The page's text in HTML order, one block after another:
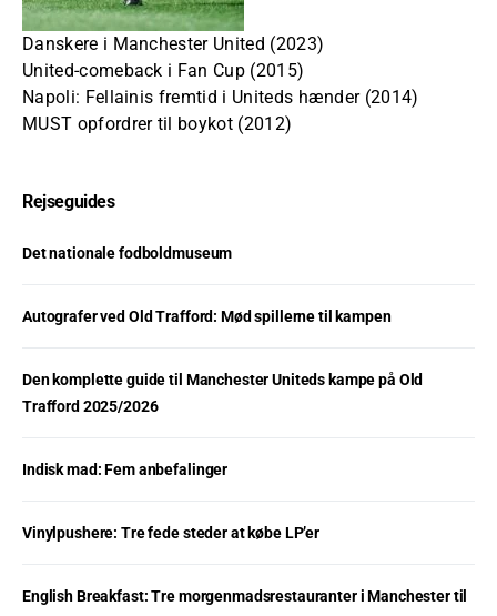
Danskere i Manchester United (2023)
United-comeback i Fan Cup (2015)
Napoli: Fellainis fremtid i Uniteds hænder (2014)
MUST opfordrer til boykot (2012)
Rejseguides
Det nationale fodboldmuseum
Autografer ved Old Trafford: Mød spillerne til kampen
Den komplette guide til Manchester Uniteds kampe på Old
Trafford 2025/2026
Indisk mad: Fem anbefalinger
Vinylpushere: Tre fede steder at købe LP’er
English Breakfast: Tre morgenmadsrestauranter i Manchester til